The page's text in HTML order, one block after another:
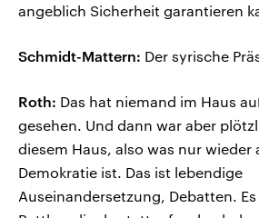
angeblich Sicherheit garantieren
Schmidt-Mattern: Der syrische
Roth: Das hat niemand im Haus
gesehen. Und dann war aber
diesem Haus, also was nur wieder
Demokratie ist. Das ist lebendige
Auseinandersetzung, Debatten.